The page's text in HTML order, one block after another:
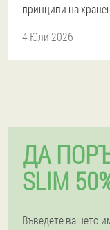
принципи на
4 Юли 2026
ДА
SLIM
Въведете вашето